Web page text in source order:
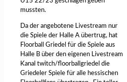
mussten.
Da der angebotene Livestream nur
die Spiele der Halle A übertrug, hat
Floorball Griedel für die Spiele aus
Halle B über den eigenen Livestream
Kanal twitch/floorballgriedel die
Griedeler Spiele für alle hessischen